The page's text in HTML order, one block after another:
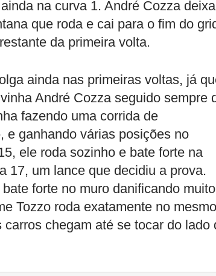
na curva 1. André Cozza deixa
que roda e cai para o fim do
da primeira volta.
ainda nas primeiras voltas, já
André Cozza seguido sempre
fazendo uma corrida de
e ganhando várias posições no
ele roda sozinho e bate forte na
17, um lance que decidiu a prova.
forte no muro danificando muito
Tozzo roda exatamente no mesmo
chegam até se tocar do lado